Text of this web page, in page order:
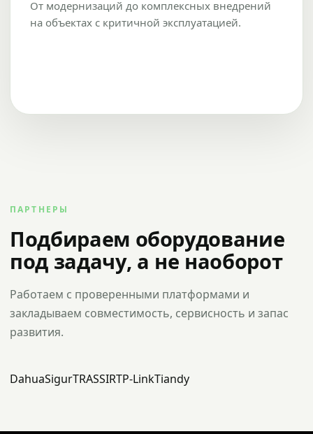
От модернизаций до комплексных внедрений
на объектах с критичной эксплуатацией.
ПАРТНЕРЫ
Подбираем оборудование
под задачу, а не наоборот
Работаем с проверенными платформами и
закладываем совместимость, сервисность и запас
развития.
DahuaSigurTRASSIRTP-LinkTiandy